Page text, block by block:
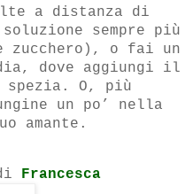
a distanza di
sempre più
zucchero), o fai un
dove aggiungi il
spezia. O, più
un po’ nella
amante.
Francesca